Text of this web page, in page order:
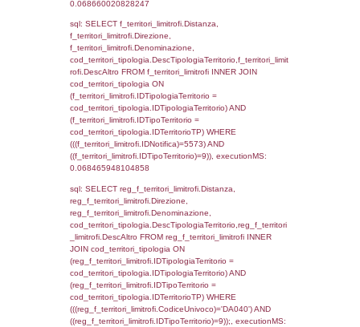
f_territori_limitrofi.Direzione,
f_territori_limitrofi.Denominazione,
f_territori_limitrofi.DescAltro,
f_territori_limitrofi INNER JOIN
(f_territori_limitrofi.IDTipologiaTerritorio =
cod_territori_tipologia.IDTipologiaTerritorio)
(f_territori_limitrofi.IDTipoTerritorio =
cod_territori_tipologia.IDTerritorioTP)
(((f_territori_limitrofi.IDNotifica)=5573) AND
((f_territori_limitrofi.IDTipoTerritorio)=2)),
0.068824052810669
sql: SELECT f_territori_limitrofi.Distanza,
f_territori_limitrofi.Direzione,
f_territori_limitrofi.Denominazione,
f_territori_limitrofi.DescAltro FROM